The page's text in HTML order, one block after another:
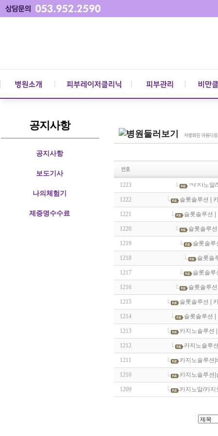
공지사항
공지사항
보도기사
나의체험기
제증명수수료
1223 ㅋrㅈi노알
1222 슬롯솔루션 |
1221 슬롯솔루션
1220 슬롯솔루
1219 슬롯솔
1218 슬롯솔
1217 슬롯솔
1216 슬롯솔루
1215 슬롯솔루션 |
1214 슬롯솔루션
1213 카지노솔루션
1212 카지노솔루
1211 카지노솔루션
1210 카지노솔루션
1209 카지노알/카